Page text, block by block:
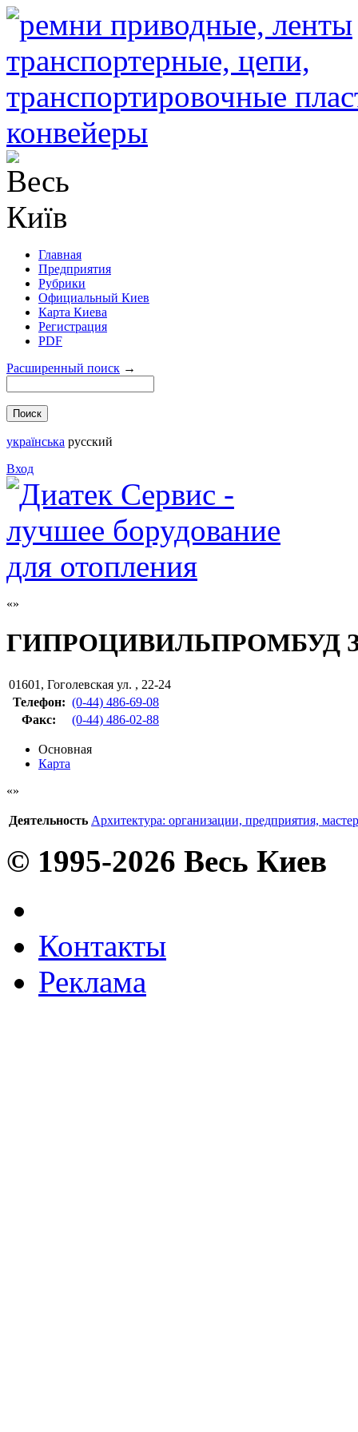
Главная
Предприятия
Рубрики
Официальный Киев
Карта Киева
Регистрация
PDF
Расширенный поиск →
українська русский
Вход
ГИПРОЦИВИЛЬПРОМБУД
01601 , Гоголевская ул. , 22-24
Телефон: (0-44) 486-69-08
Факс: (0-44) 486-02-88
Основная
Карта
Деятельность Архитектура: организации, предприятия,
© 1995-2026 Весь Киев
Контакты
Реклама